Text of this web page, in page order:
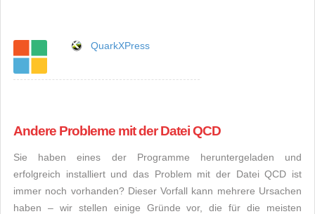
QuarkXPress
Andere Probleme mit der Datei QCD
Sie haben eines der Programme heruntergeladen und
erfolgreich installiert und das Problem mit der Datei QCD ist
immer noch vorhanden? Dieser Vorfall kann mehrere Ursachen
haben – wir stellen einige Gründe vor, die für die meisten